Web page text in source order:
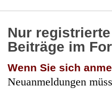
Nur
Beiträge im
Wenn Sie sich
Neuanmeldungen